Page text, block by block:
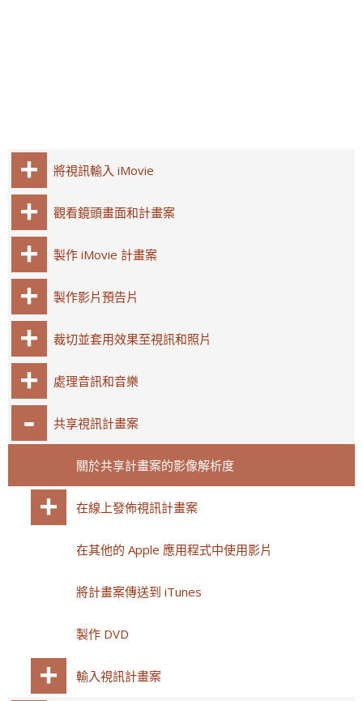
將視訊輸入 iMovie
觀看鏡頭畫面和計畫案
製作 iMovie 計畫案
製作影片預告片
裁切並套用效果至視訊和照片
處理音訊和音樂
共享視訊計畫案
關於共享計畫案的影像解析度
在線上發佈視訊計畫案
在其他的 Apple 應用程式中使用影片
將計畫案傳送到 iTunes
製作 DVD
輸入視訊計畫案